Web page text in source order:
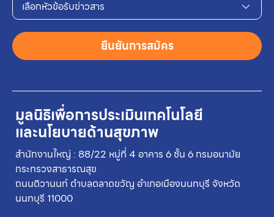
มูลนิธิเพื่อการประเมินเทคโนโลยี
และนโยบายด้านสุขภาพ
สำนักงานใหญ่ : 88/22 หมู่ที่ 4 อาคาร 6 ชั้น 6 กรมอนามัย
กระทรวงสาธารณสุข
ถนนติวานนท์ ตำบลตลาดขวัญ อำเภอเมืองนนทบุรี จังหวัด
นนทบุรี 11000
เลือกหัวข้อรับข่าวสาร
ยืนยันการสมัคร